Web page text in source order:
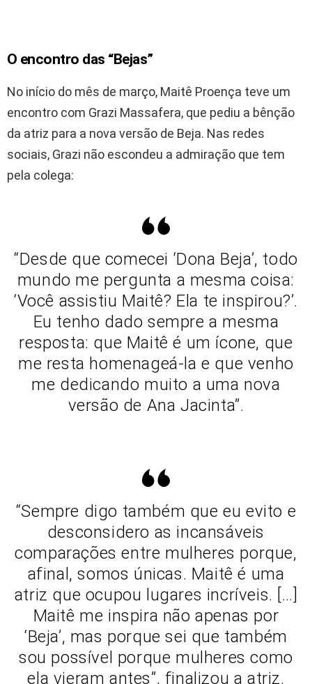
O encontro das “Bejas”
No início do mês de março, Maitê Proença teve um
encontro com Grazi Massafera, que pediu a bênção
da atriz para a nova versão de Beja. Nas redes
sociais, Grazi não escondeu a admiração que tem
pela colega:
“Desde que comecei ‘Dona Beja’, todo
mundo me pergunta a mesma coisa:
‘Você assistiu Maitê? Ela te inspirou?’.
Eu tenho dado sempre a mesma
resposta: que Maitê é um ícone, que
me resta homenageá-la e que venho
me dedicando muito a uma nova
versão de Ana Jacinta”.
“Sempre digo também que eu evito e
desconsidero as incansáveis
comparações entre mulheres porque,
afinal, somos únicas. Maitê é uma
atriz que ocupou lugares incríveis. […]
Maitê me inspira não apenas por
‘Beja’, mas porque sei que também
sou possível porque mulheres como
ela vieram antes”, finalizou a atriz.